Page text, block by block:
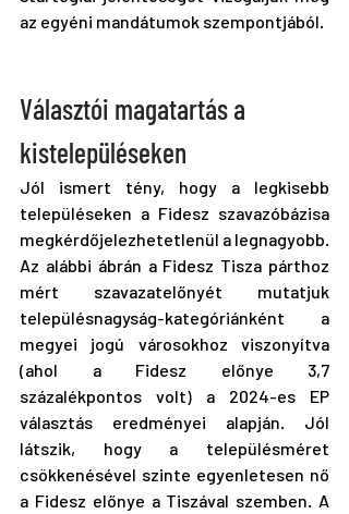
az egyéni mandátumok szempontjából.
Választói magatartás a
kistelepüléseken
Jól ismert tény, hogy a legkisebb
településeken a Fidesz szavazóbázisa
megkérdőjelezhetetlenül a legnagyobb.
Az alábbi ábrán a Fidesz Tisza párthoz
mért szavazatelőnyét mutatjuk
településnagyság-kategóriánként a
megyei jogú városokhoz viszonyítva
(ahol a Fidesz előnye 3,7
százalékpontos volt) a 2024-es EP
választás eredményei alapján. Jól
látszik, hogy a településméret
csökkenésével szinte egyenletesen nő
a Fidesz előnye a Tiszával szemben. A